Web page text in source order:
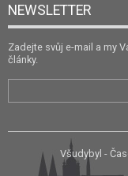
NEWSLETTER
Zadejte svůj e-mail a my
články.
Všudybyl -